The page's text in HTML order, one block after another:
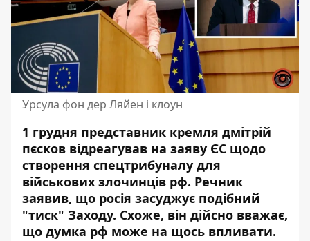
Урсула фон дер Ляйен і клоун
1 грудня представник кремля дмітрій
пєсков відреагував на заяву ЄС щодо
створення спецтрибуналу для
військових злочинців рф. Речник
заявив, що росія засуджує подібний
"тиск" Заходу. Схоже, він дійсно вважає,
що думка рф може на щось впливати.